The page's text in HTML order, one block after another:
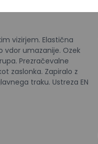
vizirjem. Elastična
vdor umazanije. Ozek
Prezračevalne
zaslonka. Zapiralo z
traku. Ustreza EN